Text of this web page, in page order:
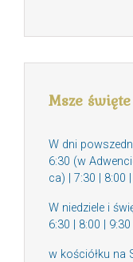
Msze święte
W dni
6:30 (w
ca) | 7:30 | 8:00
W niedziele i
6:30 | 8:00 |
w kościółku na